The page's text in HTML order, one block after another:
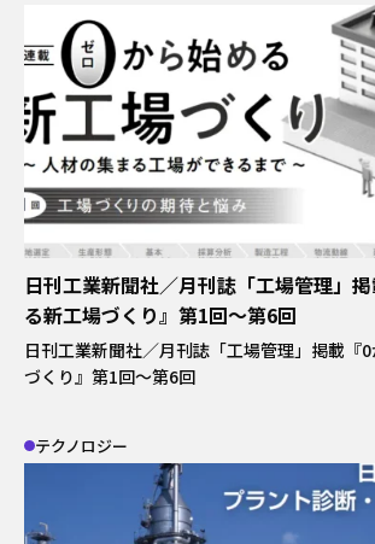
日刊工業新聞社／月刊誌「工場管理」
る新工場づくり』第1回～第6回
日刊工業新聞社／月刊誌「工場管理」掲載『
づくり』第1回～第6回
テクノロジー